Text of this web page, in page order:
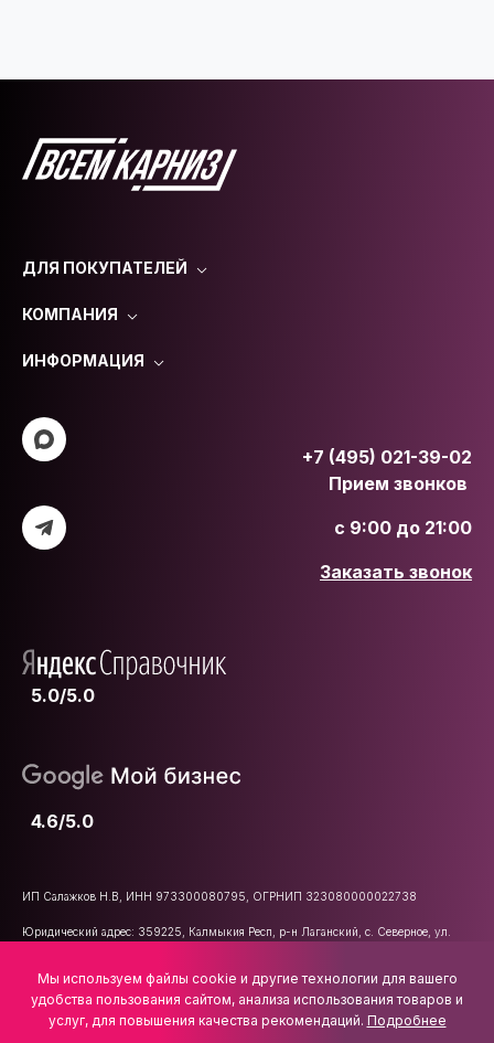
Мы используем файлы cookie и другие технологии для вашего
удобства пользования сайтом, анализа использования товаров и
услуг, для повышения качества рекомендаций. Подробнее
ДЛЯ ПОКУПАТЕЛЕЙ
КОМПАНИЯ
ИНФОРМАЦИЯ
+7 (495) 021-39-02
Прием звонков
с 9:00 до 21:00
Заказать звонок
5.0/5.0
4.6/5.0
ИП Салажков Н.В, ИНН 973300080795, ОГРНИП 323080000022738
Юридический адрес: 359225, Калмыкия Респ, р-н Лаганский, с. Северное, ул.
E-mail: info@vsemkarniz.ru